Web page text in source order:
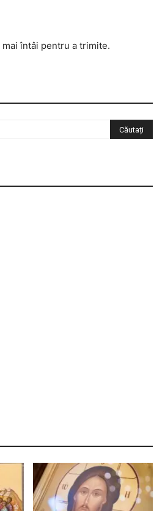
mai întâi pentru a trimite.